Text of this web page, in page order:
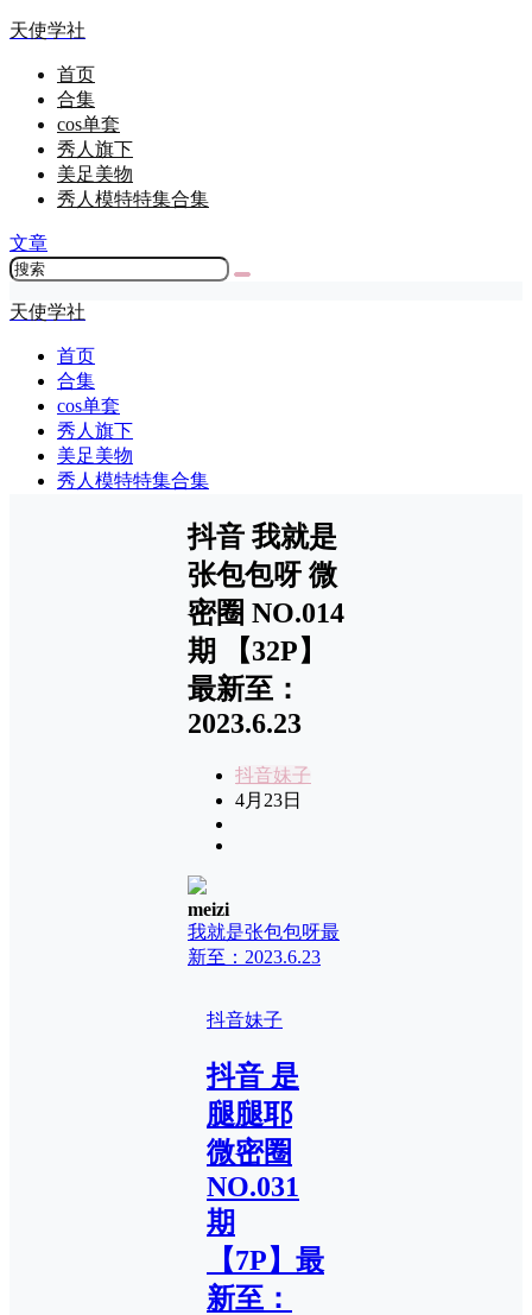
天使学社
首页
合集
cos单套
秀人旗下
美足美物
秀人模特特集合集
文章
天使学社
首页
合集
cos单套
秀人旗下
美足美物
秀人模特特集合集
抖音 我就是
张包包呀 微
密圈 NO.014
期 【32P】
最新至：
2023.6.23
抖音妹子
4月23日
meizi
我就是张包包呀最
新至：2023.6.23
抖音妹子
抖音 是
腿腿耶
微密圈
NO.031
期
【7P】最
新至：